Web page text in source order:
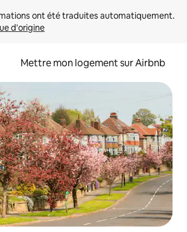
d'origine
Mettre mon logement sur Airbnb